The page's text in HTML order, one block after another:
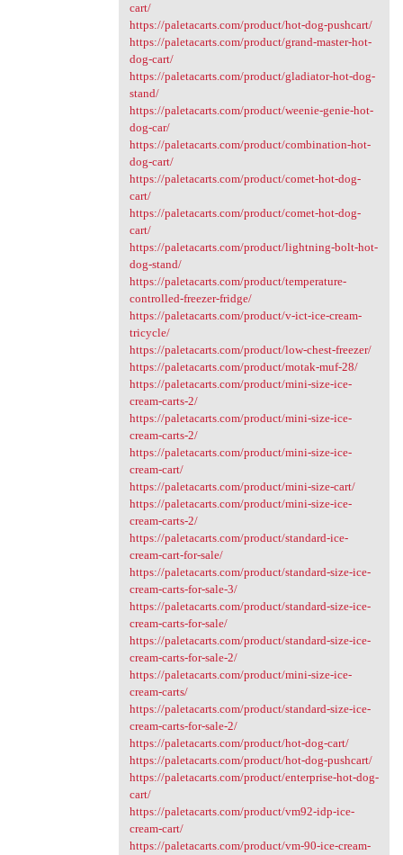
cart/
https://paletacarts.com/product/hot-dog-pushcart/
https://paletacarts.com/product/grand-master-hot-
dog-cart/
https://paletacarts.com/product/gladiator-hot-dog-
stand/
https://paletacarts.com/product/weenie-genie-hot-
dog-car/
https://paletacarts.com/product/combination-hot-
dog-cart/
https://paletacarts.com/product/comet-hot-dog-
cart/
https://paletacarts.com/product/comet-hot-dog-
cart/
https://paletacarts.com/product/lightning-bolt-hot-
dog-stand/
https://paletacarts.com/product/temperature-
controlled-freezer-fridge/
https://paletacarts.com/product/v-ict-ice-cream-
tricycle/
https://paletacarts.com/product/low-chest-freezer/
https://paletacarts.com/product/motak-muf-28/
https://paletacarts.com/product/mini-size-ice-
cream-carts-2/
https://paletacarts.com/product/mini-size-ice-
cream-carts-2/
https://paletacarts.com/product/mini-size-ice-
cream-cart/
https://paletacarts.com/product/mini-size-cart/
https://paletacarts.com/product/mini-size-ice-
cream-carts-2/
https://paletacarts.com/product/standard-ice-
cream-cart-for-sale/
https://paletacarts.com/product/standard-size-ice-
cream-carts-for-sale-3/
https://paletacarts.com/product/standard-size-ice-
cream-carts-for-sale/
https://paletacarts.com/product/standard-size-ice-
cream-carts-for-sale-2/
https://paletacarts.com/product/mini-size-ice-
cream-carts/
https://paletacarts.com/product/standard-size-ice-
cream-carts-for-sale-2/
https://paletacarts.com/product/hot-dog-cart/
https://paletacarts.com/product/hot-dog-pushcart/
https://paletacarts.com/product/enterprise-hot-dog-
cart/
https://paletacarts.com/product/vm92-idp-ice-
cream-cart/
https://paletacarts.com/product/vm-90-ice-cream-